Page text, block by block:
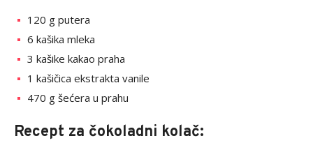
120 g putera
6 kašika mleka
3 kašike kakao praha
1 kašičica ekstrakta vanile
470 g šećera u prahu
Recept za čokoladni kolač: